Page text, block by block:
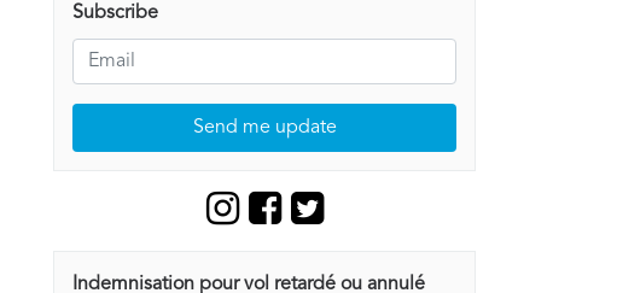
Subscribe
Send me update
Indemnisation pour vol retardé ou annulé